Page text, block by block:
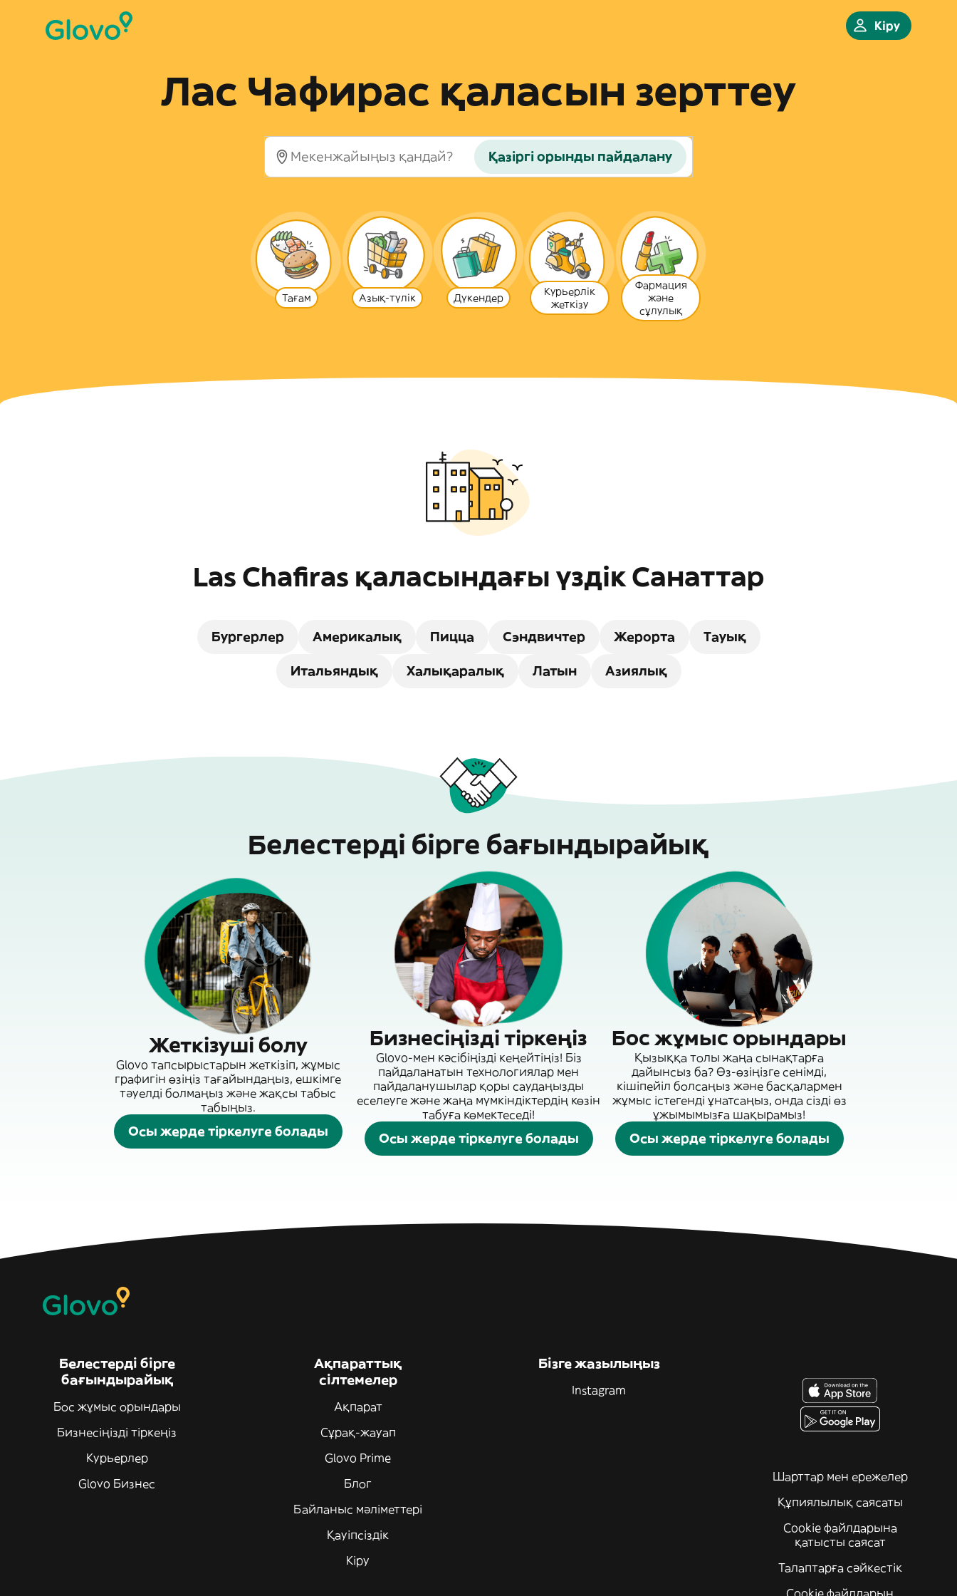
Кіру
Лас Чафирас қаласын зерттеу
Қазіргі орынды пайдалану
Тағам Азық-түлік Дүкендер
Курьерлік
жеткізу
Фармация
және
сұлулық
Las Chafiras қаласындағы үздік Санаттар
Бургерлер Америкалық Пицца Сэндвичтер Жерорта Тауық
Итальяндық Халықаралық Латын Азиялық
Белестерді бірге бағындырайық
Жеткізуші болу
Glovo тапсырыстарын жеткізіп, жұмыс
графигін өзіңіз тағайындаңыз, ешкімге
тәуелді болмаңыз және жақсы табыс
табыңыз.
Осы жерде тіркелуге болады
Бизнесіңізді тіркеңіз
Glovo-мен кәсібіңізді кеңейтіңіз! Біз
пайдаланатын технологиялар мен
пайдаланушылар қоры саудаңызды
еселеуге және жаңа мүмкіндіктердің көзін
табуға көмектеседі!
Осы жерде тіркелуге болады
Бос жұмыс орындары
Қызыққа толы жаңа сынақтарға
дайынсыз ба? Өз-өзіңізге сенімді,
кішіпейіл болсаңыз және басқалармен
жұмыс істегенді ұнатсаңыз, онда сізді өз
ұжымымызға шақырамыз!
Осы жерде тіркелуге болады
Белестерді бірге
бағындырайық
Бос жұмыс орындары
Бизнесіңізді тіркеңіз
Курьерлер
Glovo Бизнес
Ақпараттық
сілтемелер
Ақпарат
Сұрақ-жауап
Glovo Prime
Блог
Байланыс мәліметтері
Қауіпсіздік
Кіру
Бізге жазылыңыз
Instagram
Шарттар мен ережелер
Құпиялылық саясаты
Cookie файлдарына
қатысты саясат
Талаптарға сәйкестік
Cookie файлдарын